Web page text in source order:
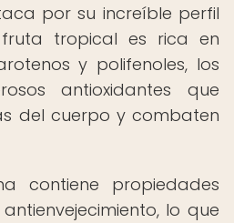
por su increíble perfil
fruta tropical es rica en
y polifenoles, los
antioxidantes que
del cuerpo y combaten
contiene propiedades
lo que